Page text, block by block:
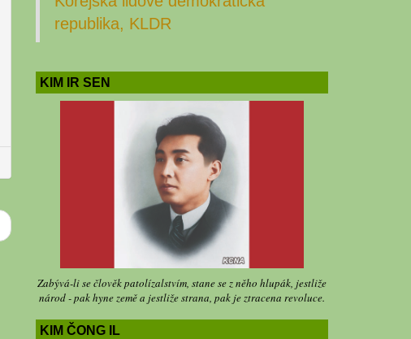
republika, KLDR
KIM IR SEN
Zabývá-li se člověk patolízalstvím, stane se z něho hlupák, jestliže
národ - pak hyne země a jestliže strana, pak je ztracena revoluce.
KIM ČONG IL